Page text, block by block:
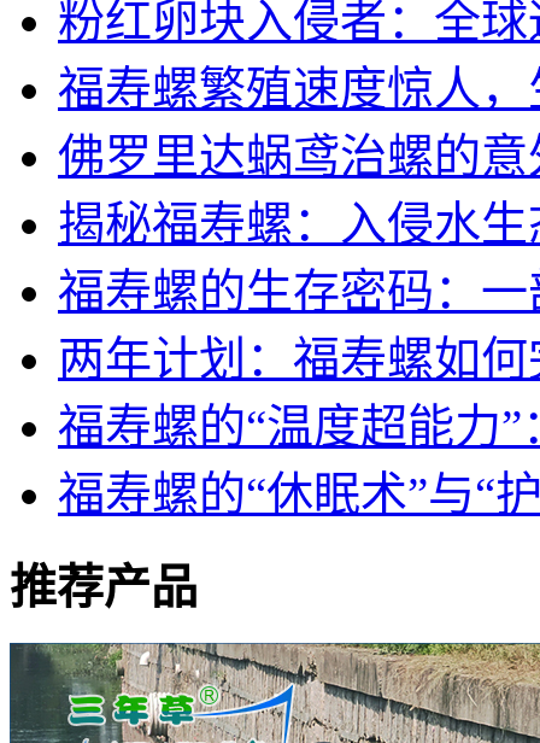
粉红卵块入侵者：全
福寿螺繁殖速度惊人
佛罗里达蜗鸢治螺的
揭秘福寿螺：入侵水
福寿螺的生存密码：
两年计划：福寿螺如
福寿螺的“温度超能力
福寿螺的“休眠术”与“
推荐产品